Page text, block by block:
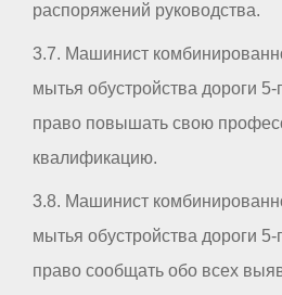
распоряжений руководства.
3.7. Машинист
мытья обустройства дороги
право повышать свою
квалификацию.
3.8. Машинист
мытья обустройства дороги
право сообщать обо всех